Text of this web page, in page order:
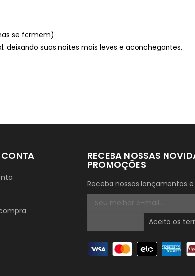
se formem)
deixando suas noites mais leves e aconchegantes.
RECEBA NOSSAS
PROMOÇÕES
Receba nossos lançamentos
Aceito os